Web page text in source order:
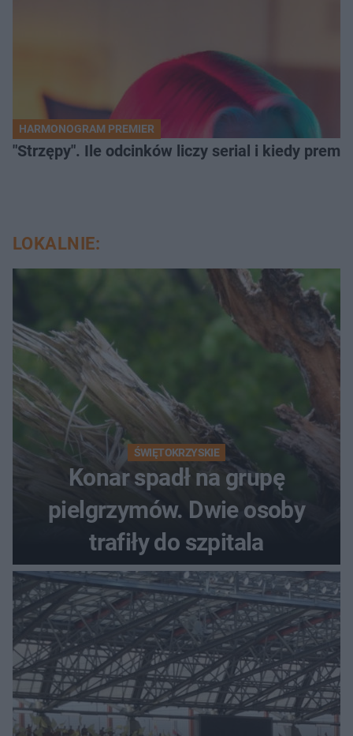
HARMONOGRAM PREMIER
"Strzępy". Ile odcinków liczy serial i kiedy
LOKALNIE:
ŚWIĘTOKRZYSKIE
Konar spadł na grupę
pielgrzymów. Dwie osoby
trafiły do szpitala